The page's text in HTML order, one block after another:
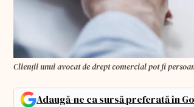
Clienții unui avocat de drept comercial pot fi
Adaugă-ne ca sursă preferată în